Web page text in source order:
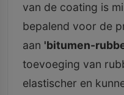
van de coating is
bepalend voor de
aan 'bitumen-
toevoeging van
elastischer en